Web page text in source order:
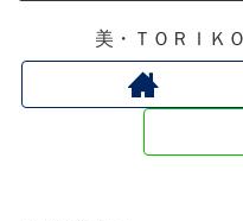
美・ＴＯＲＩＫ